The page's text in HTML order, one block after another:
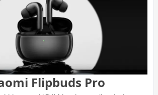
Flipbuds Pro